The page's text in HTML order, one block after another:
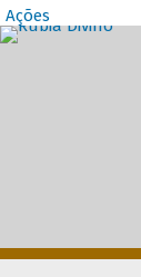
Ações